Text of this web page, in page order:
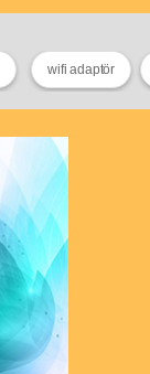
wifi adaptör